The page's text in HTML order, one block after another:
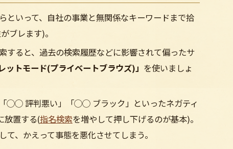
といって、自社の事業と無関係なキーワードまで拾
ブレます)。
すると、過去の検索履歴などに影響されて偏ったサ
ットモード(プライベートブラウズ)」 を使いましょ
◯◯ 評判悪い」「◯◯ ブラック」といったネガティ
放置する(指名検索を増やして押し下げるのが基本)。
、かえって事態を悪化させてしまう。